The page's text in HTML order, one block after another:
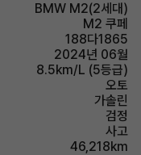
BMW M2(2세대)
M2 쿠페
188다1865
2024년 06월
8.5km/L (5등급)
오토
가솔린
검정
사고
46,218km